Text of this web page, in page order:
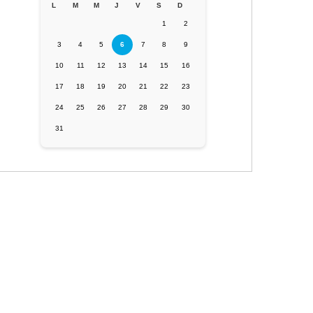
L M M J V S D
1 2
3 4 5 6 7 8 9
10 11 12 13 14 15 16
17 18 19 20 21 22 23
24 25 26 27 28 29 30
31